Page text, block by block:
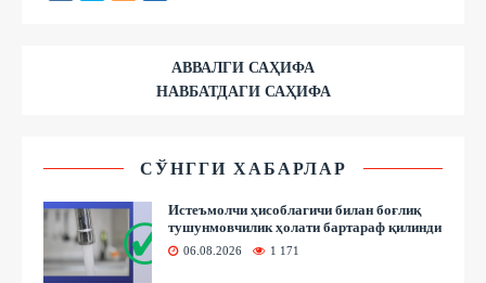
АВВАЛГИ САҲИФА
НАВБАТДАГИ САҲИФА
СЎНГГИ ХАБАРЛАР
Истеъмолчи ҳисоблагичи билан боғлиқ
тушунмовчилик ҳолати бартараф қилинди
06.08.2026 1 171